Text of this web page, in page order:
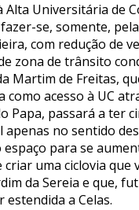
Alta Universitária de
se, somente,
com redução de
zona de trânsito
Martim de Freitas,
como acesso à UC
Papa, passará a ter
apenas no sentido
para se
criar uma ciclovia que
da Sereia e que,
estendida a Celas.